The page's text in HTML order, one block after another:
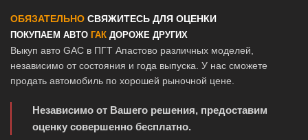
ОБЯЗАТЕЛЬНО СВЯЖИТЕСЬ ДЛЯ ОЦЕНКИ
ПОКУПАЕМ АВТО ГАК ДОРОЖЕ ДРУГИХ
Выкуп авто GAC в ПГТ Апастово различных моделей,
независимо от состояния и года выпуска. У нас сможете
продать автомобиль по хорошей рыночной цене.
Независимо от Вашего решения, предоставим
оценку совершенно бесплатно.